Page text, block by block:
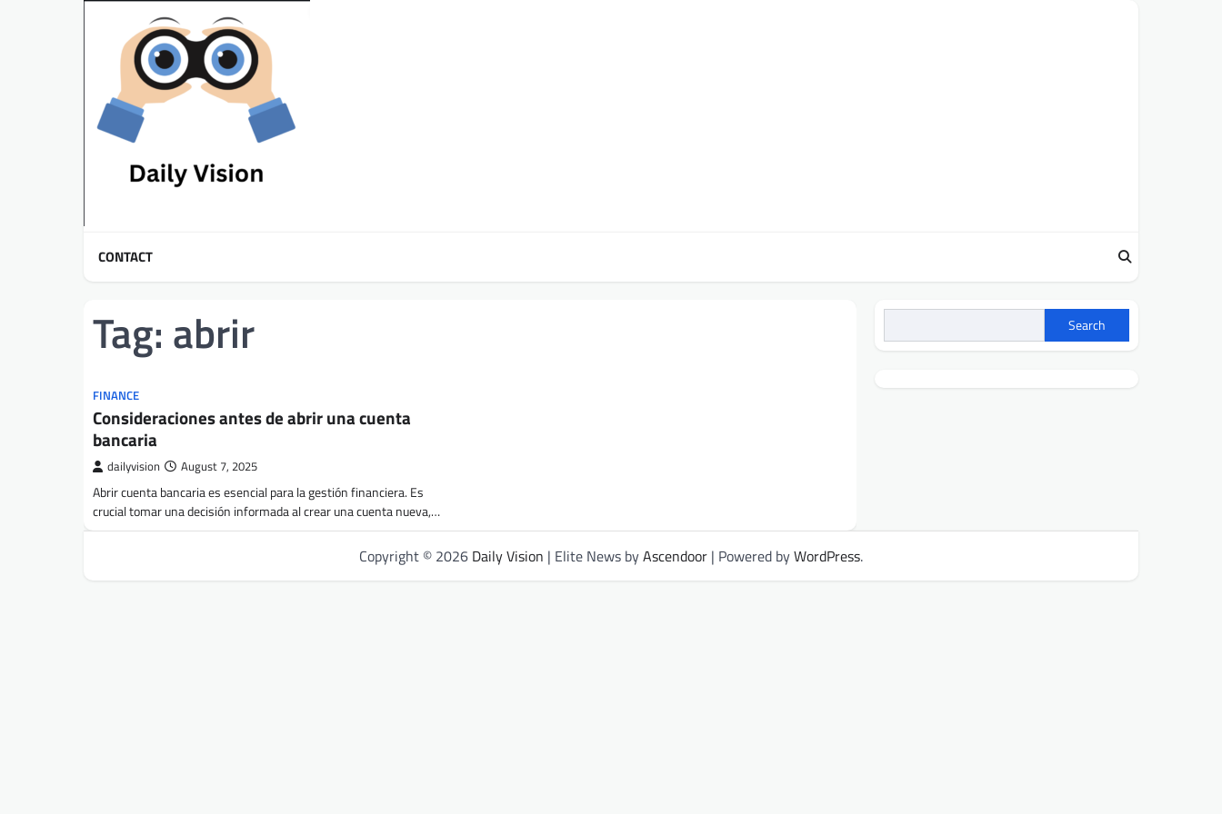
CONTACT
Tag: abrir
FINANCE
Consideraciones antes de abrir una cuenta
bancaria
dailyvision August 7, 2025
Abrir cuenta bancaria es esencial para la gestión financiera. Es
crucial tomar una decisión informada al crear una cuenta nueva,…
Search
Copyright © 2026 Daily Vision | Elite News byAscendoor | Powered byWordPress.